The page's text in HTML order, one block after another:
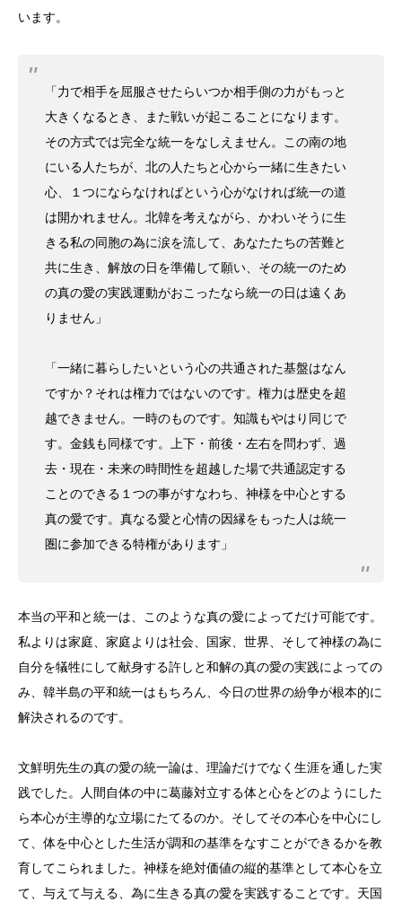
います。
「力で相手を屈服させたらいつか相手側の力がもっと
大きくなるとき、また戦いが起こることになります。
その方式では完全な統一をなしえません。この南の地
にいる人たちが、北の人たちと心から一緒に生きたい
心、１つにならなければという心がなければ統一の道
は開かれません。北韓を考えながら、かわいそうに生
きる私の同胞の為に涙を流して、あなたたちの苦難と
共に生き、解放の日を準備して願い、その統一のため
の真の愛の実践運動がおこったなら統一の日は遠くあ
りません」
「一緒に暮らしたいという心の共通された基盤はなん
ですか？それは権力ではないのです。権力は歴史を超
越できません。一時のものです。知識もやはり同じで
す。金銭も同様です。上下・前後・左右を問わず、過
去・現在・未来の時間性を超越した場で共通認定する
ことのできる１つの事がすなわち、神様を中心とする
真の愛です。真なる愛と心情の因縁をもった人は統一
圏に参加できる特権があります」
本当の平和と統一は、このような真の愛によってだけ可能です。
私よりは家庭、家庭よりは社会、国家、世界、そして神様の為に
自分を犠牲にして献身する許しと和解の真の愛の実践によっての
み、韓半島の平和統一はもちろん、今日の世界の紛争が根本的に
解決されるのです。
文鮮明先生の真の愛の統一論は、理論だけでなく生涯を通した実
践でした。人間自体の中に葛藤対立する体と心をどのようにした
ら本心が主導的な立場にたてるのか。そしてその本心を中心にし
て、体を中心とした生活が調和の基準をなすことができるかを教
育してこられました。神様を絶対価値の縦的基準として本心を立
て、与えて与える、為に生きる真の愛を実践することです。天国